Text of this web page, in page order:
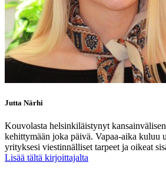
Jutta Närhi
Kouvolasta helsinkiläistynyt
kehittymään joka päivä. Vapaa-aika kuluu
yrityksesi viestinnälliset tarpeet ja oikeat
Lisää tältä kirjoittajalta